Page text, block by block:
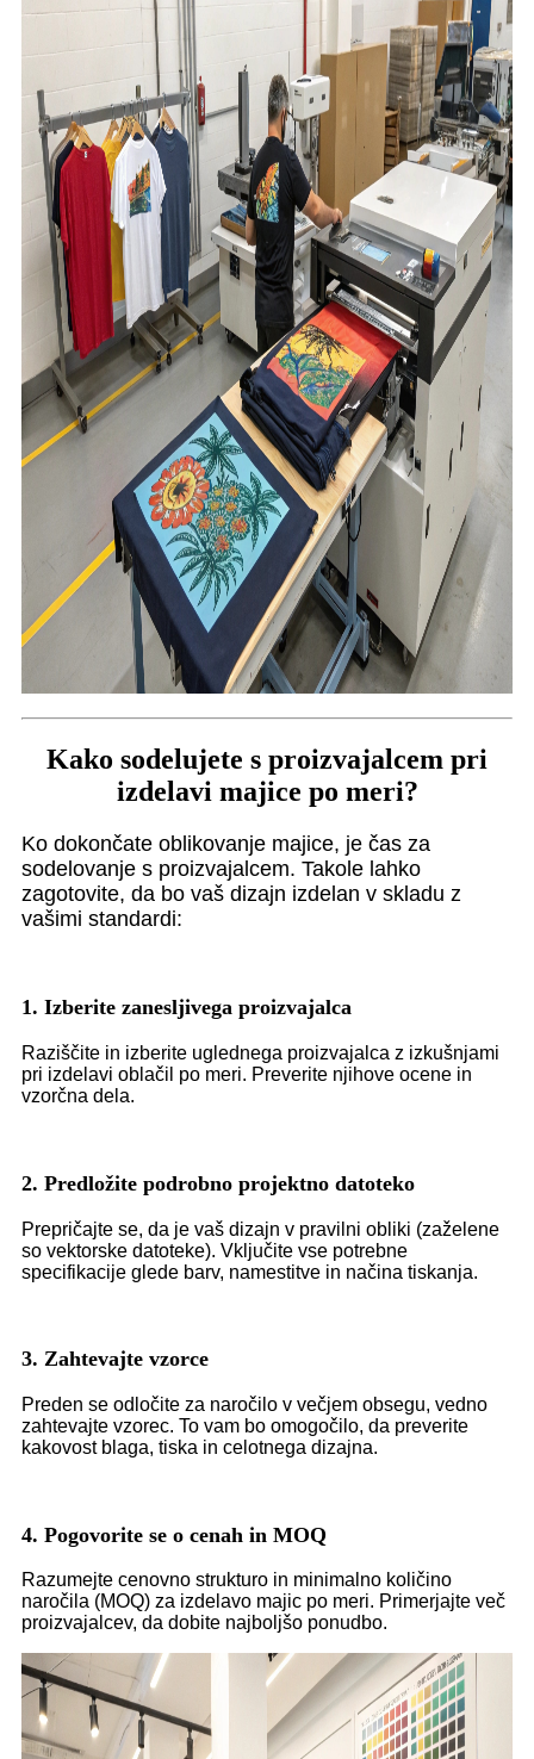
Kako sodelujete s proizvajalcem pri
izdelavi majice po meri?
Ko dokončate oblikovanje majice, je čas za
sodelovanje s proizvajalcem. Takole lahko
zagotovite, da bo vaš dizajn izdelan v skladu z
vašimi standardi:
1. Izberite zanesljivega proizvajalca
Raziščite in izberite uglednega proizvajalca z izkušnjami
pri izdelavi oblačil po meri. Preverite njihove ocene in
vzorčna dela.
2. Predložite podrobno projektno datoteko
Prepričajte se, da je vaš dizajn v pravilni obliki (zaželene
so vektorske datoteke). Vključite vse potrebne
specifikacije glede barv, namestitve in načina tiskanja.
3. Zahtevajte vzorce
Preden se odločite za naročilo v večjem obsegu, vedno
zahtevajte vzorec. To vam bo omogočilo, da preverite
kakovost blaga, tiska in celotnega dizajna.
4. Pogovorite se o cenah in MOQ
Razumejte cenovno strukturo in minimalno količino
naročila (MOQ) za izdelavo majic po meri. Primerjajte več
proizvajalcev, da dobite najboljšo ponudbo.